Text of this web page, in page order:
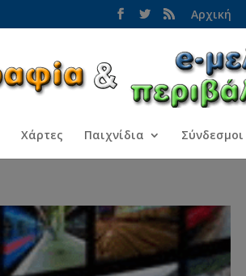
Αρχική
Χάρτες Παιχνίδια Σύνδεσμοι